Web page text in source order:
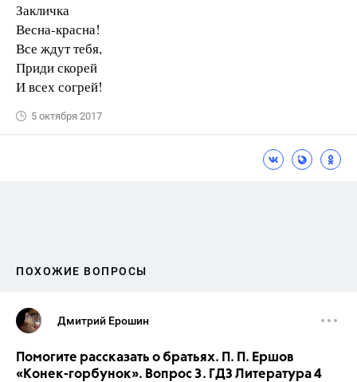
Закличка
Весна-красна!
Все ждут тебя,
Приди скорей
И всех согрей!
5 октября 2017
ПОХОЖИЕ ВОПРОСЫ
Дмитрий Ерошин
Помогите рассказать о братьях. П. П. Ершов
«Конек-горбунок». Вопрос 3. ГДЗ Литература 4